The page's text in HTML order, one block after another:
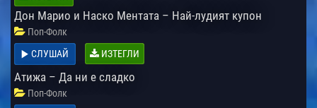
Дон Марио и Наско Ментата – Най-лудият купон
Поп-Фолк
СЛУШАЙ
ИЗТЕГЛИ
Атижа – Да ни е сладко
Поп-Фолк